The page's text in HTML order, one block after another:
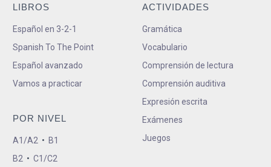
LIBROS
Español en 3-2-1
Spanish To The Point
Español avanzado
Vamos a practicar
POR NIVEL
A1/A2 • B1
B2 • C1/C2
ACTIVIDADES
Gramática
Vocabulario
Comprensión de lectura
Comprensión auditiva
Expresión escrita
Exámenes
Juegos